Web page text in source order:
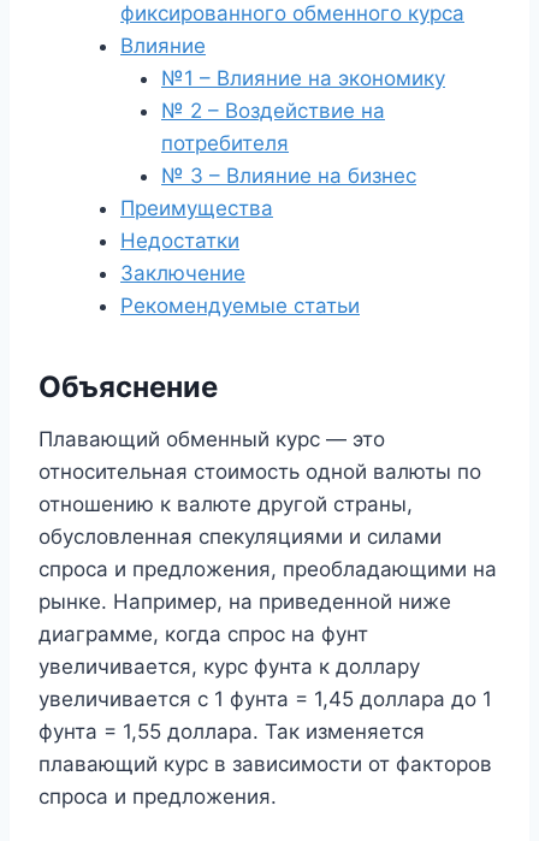
фиксированного обменного курса
Влияние
№1 – Влияние на экономику
№ 2 – Воздействие на
потребителя
№ 3 – Влияние на бизнес
Преимущества
Недостатки
Заключение
Рекомендуемые статьи
Объяснение
Плавающий обменный курс — это
относительная стоимость одной валюты по
отношению к валюте другой страны,
обусловленная спекуляциями и силами
спроса и предложения, преобладающими на
рынке. Например, на приведенной ниже
диаграмме, когда спрос на фунт
увеличивается, курс фунта к доллару
увеличивается с 1 фунта = 1,45 доллара до 1
фунта = 1,55 доллара. Так изменяется
плавающий курс в зависимости от факторов
спроса и предложения.